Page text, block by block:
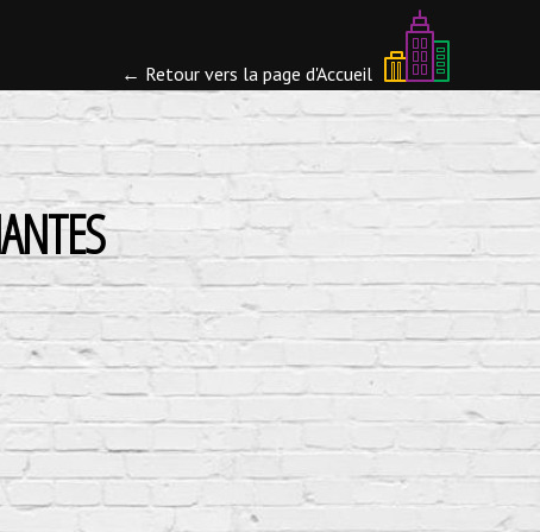
← Retour vers la page d'Accueil